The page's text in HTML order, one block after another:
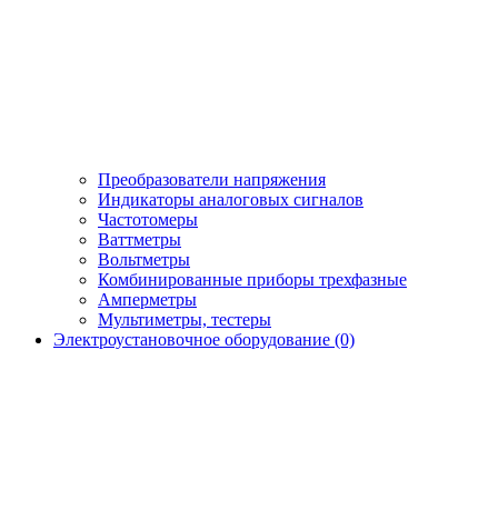
Преобразователи напряжения
Индикаторы аналоговых сигналов
Частотомеры
Ваттметры
Вольтметры
Комбинированные приборы трехфазные
Амперметры
Мультиметры, тестеры
Электроустановочное оборудование (0)